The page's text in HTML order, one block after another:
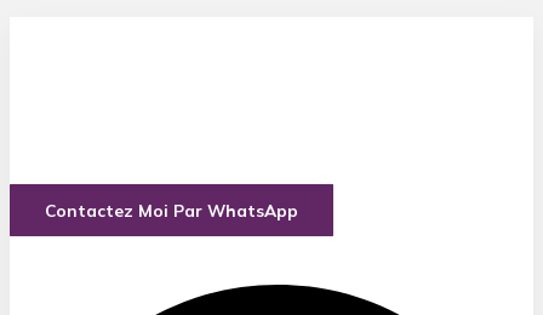
Contactez Moi Par WhatsApp